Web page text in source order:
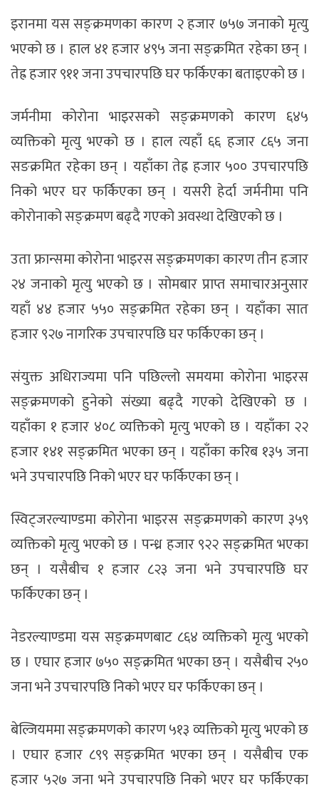
इरानमा यस सङ्क्रमणका कारण २ हजार ७५७ जनाको मृत्यु
भएको छ । हाल ४१ हजार ४९५ जना सङ्क्रमित रहेका छन् ।
तेह्र हजार ९११ जना उपचारपछि घर फर्किएका बताइएको छ ।
जर्मनीमा कोरोना भाइरसको सङ्क्रमणको कारण ६४५
व्यक्तिको मृत्यु भएको छ । हाल त्यहाँ ६६ हजार ८६५ जना
सङक्रमित रहेका छन् । यहाँका तेह्र हजार ५०० उपचारपछि
निको भएर घर फर्किएका छन् । यसरी हेर्दा जर्मनीमा पनि
कोरोनाको सङ्क्रमण बढ्दै गएको अवस्था देखिएको छ ।
उता फ्रान्समा कोरोना भाइरस सङ्क्रमणका कारण तीन हजार
२४ जनाको मृत्यु भएको छ । सोमबार प्राप्त समाचारअनुसार
यहाँ ४४ हजार ५५० सङ्क्रमित रहेका छन् । यहाँका सात
हजार ९२७ नागरिक उपचारपछि घर फर्किएका छन् ।
संयुक्त अधिराज्यमा पनि पछिल्लो समयमा कोरोना भाइरस
सङ्क्रमणको हुनेको संख्या बढ्दै गएको देखिएको छ ।
यहाँका १ हजार ४०८ व्यक्तिको मृत्यु भएको छ । यहाँका २२
हजार १४१ सङ्क्रमित भएका छन् । यहाँका करिब १३५ जना
भने उपचारपछि निको भएर घर फर्किएका छन् ।
स्विट्जरल्याण्डमा कोरोना भाइरस सङ्क्रमणको कारण ३५९
व्यक्तिको मृत्यु भएको छ । पन्ध्र हजार ९२२ सङ्क्रमित भएका
छन् । यसैबीच १ हजार ८२३ जना भने उपचारपछि घर
फर्किएका छन् ।
नेडरल्याण्डमा यस सङ्क्रमणबाट ८६४ व्यक्तिको मृत्यु भएको
छ । एघार हजार ७५० सङ्क्रमित भएका छन् । यसैबीच २५०
जना भने उपचारपछि निको भएर घर फर्किएका छन् ।
बेल्जियममा सङ्क्रमणको कारण ५१३ व्यक्तिको मृत्यु भएको छ
। एघार हजार ८९९ सङ्क्रमित भएका छन् । यसैबीच एक
हजार ५२७ जना भने उपचारपछि निको भएर घर फर्किएका